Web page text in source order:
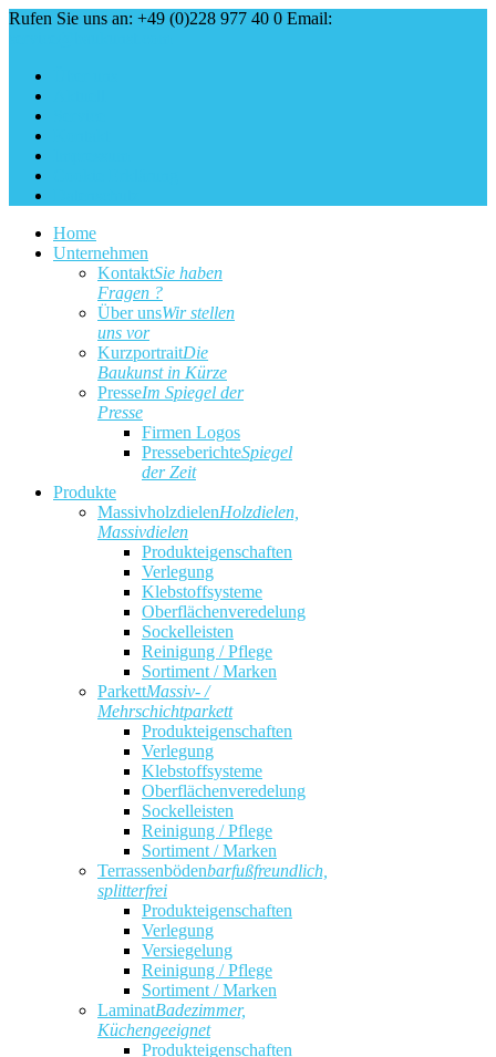
Rufen Sie uns an: +49 (0)228 977 40 0 Email:
Home
Unternehmen
KontaktSie haben
Fragen ?
Über unsWir stellen
uns vor
KurzportraitDie
Baukunst in Kürze
PresseIm Spiegel der
Presse
Firmen Logos
PresseberichteSpiegel
der Zeit
Produkte
MassivholzdielenHolzdielen,
Massivdielen
Produkteigenschaften
Verlegung
Klebstoffsysteme
Oberflächenveredelung
Sockelleisten
Reinigung / Pflege
Sortiment / Marken
ParkettMassiv- /
Mehrschichtparkett
Produkteigenschaften
Verlegung
Klebstoffsysteme
Oberflächenveredelung
Sockelleisten
Reinigung / Pflege
Sortiment / Marken
Terrassenbödenbarfußfreundlich,
splitterfrei
Produkteigenschaften
Verlegung
Versiegelung
Reinigung / Pflege
Sortiment / Marken
LaminatBadezimmer,
Küchengeeignet
Produkteigenschaften